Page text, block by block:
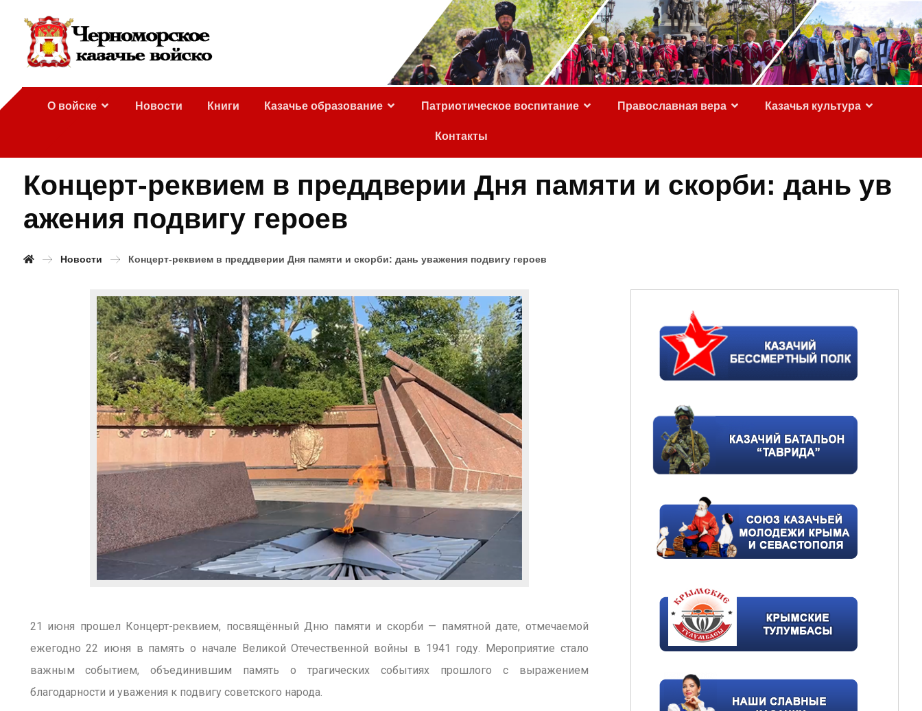
О войске Новости Книги Казачье образование Патриотическое воспитание Православная вера Казачья культура
Контакты
Концерт-реквием в преддверии Дня памяти и скорби: дань ув
ажения подвигу героев
Новости Концерт-реквием в преддверии Дня памяти и скорби: дань уважения подвигу героев
21 июня прошел Концерт-реквием, посвящённый Дню памяти и скорби — памятной дате, отмечаемой
ежегодно 22 июня в память о начале Великой Отечественной войны в 1941 году. Мероприятие стало
важным событием, объединившим память о трагических событиях прошлого с выражением
благодарности и уважения к подвигу советского народа.